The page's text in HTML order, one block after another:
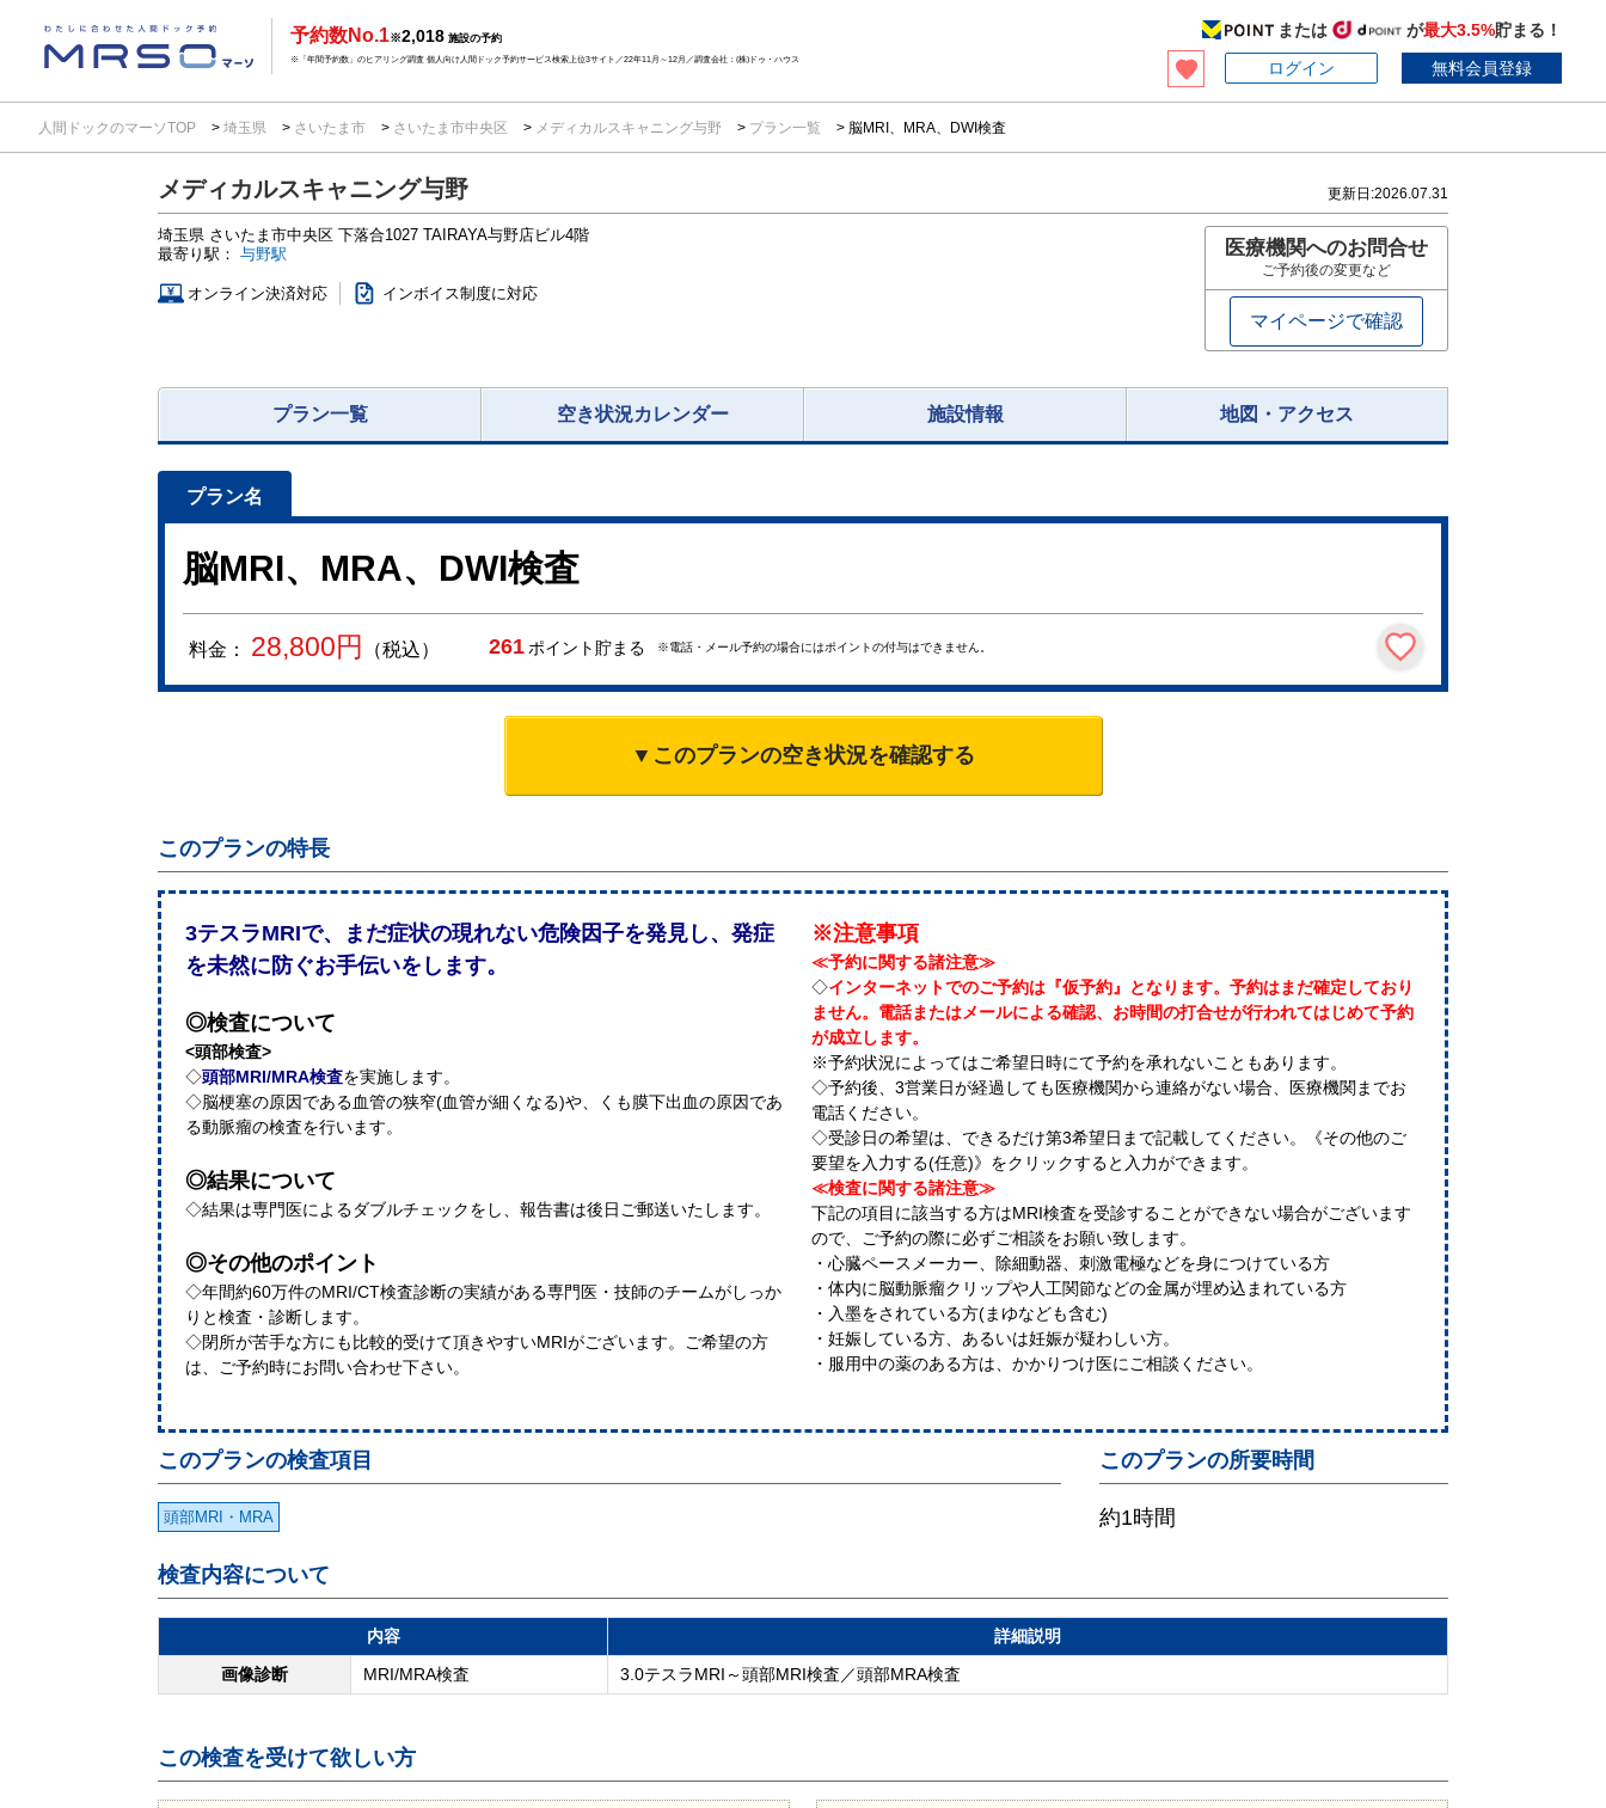
予約数No.1※2,018 施設の予約
※「年間予約数」のヒアリング調査 個人向け人間ドック予約サービス検索上位3サイト／22年11月～12月／調査会社：(株)ドゥ・ハウス
または が最大3.5%貯まる！
ログイン
無料会員登録
人間ドックのマーソTOP 埼玉県 さいたま市 さいたま市中央区 メディカルスキャニング与野 プラン一覧 脳MRI、MRA、DWI検査
メディカルスキャニング与野 更新日:2026.07.31
埼玉県 さいたま市中央区 下落合1027 TAIRAYA与野店ビル4階
最寄り駅： 与野駅
オンライン決済対応 インボイス制度に対応
医療機関へのお問合せ
ご予約後の変更など
マイページで確認
プラン一覧 空き状況カレンダー 施設情報 地図・アクセス
脳MRI、MRA、DWI検査
料金： 28,800円 （税込） 261 ポイント貯まる ※電話・メール予約の場合にはポイントの付与はできません。
▼このプランの空き状況を確認する
このプランの特長
3テスラMRIで、まだ症状の現れない危険因子を発見し、発症
を未然に防ぐお手伝いをします。
◎検査について
<頭部検査>
◇頭部MRI/MRA検査を実施します。
◇脳梗塞の原因である血管の狭窄(血管が細くなる)や、くも膜下出血の原因であ
る動脈瘤の検査を行います。
◎結果について
◇結果は専門医によるダブルチェックをし、報告書は後日ご郵送いたします。
◎その他のポイント
◇年間約60万件のMRI/CT検査診断の実績がある専門医・技師のチームがしっか
りと検査・診断します。
◇閉所が苦手な方にも比較的受けて頂きやすいMRIがございます。ご希望の方
は、ご予約時にお問い合わせ下さい。
※注意事項
≪予約に関する諸注意≫
◇インターネットでのご予約は『仮予約』となります。予約はまだ確定しており
ません。電話またはメールによる確認、お時間の打合せが行われてはじめて予約
が成立します。
※予約状況によってはご希望日時にて予約を承れないこともあります。
◇予約後、3営業日が経過しても医療機関から連絡がない場合、医療機関までお
電話ください。
◇受診日の希望は、できるだけ第3希望日まで記載してください。《その他のご
要望を入力する(任意)》をクリックすると入力ができます。
≪検査に関する諸注意≫
下記の項目に該当する方はMRI検査を受診することができない場合がございます
ので、ご予約の際に必ずご相談をお願い致します。
・心臓ペースメーカー、除細動器、刺激電極などを身につけている方
・体内に脳動脈瘤クリップや人工関節などの金属が埋め込まれている方
・入墨をされている方(まゆなども含む)
・妊娠している方、あるいは妊娠が疑わしい方。
・服用中の薬のある方は、かかりつけ医にご相談ください。
このプランの所要時間
約1時間
このプランの検査項目
頭部MRI・MRA
検査内容について
内容
詳細説明
画像診断
MRI/MRA検査 3.0テスラMRI～頭部MRI検査／頭部MRA検査
この検査を受けて欲しい方